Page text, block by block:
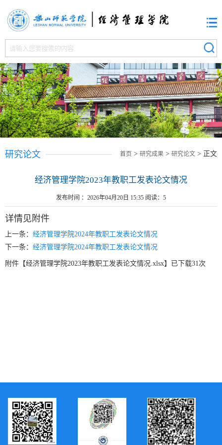
首页 > 研究成果 > 研究论文 > 正文
研究论文
经济管理学院2023年教职工发表论文情况
发布时间 ：2026年04月20日 15:35 阅读： 5
详情见附件
上一条： 经济管理学院2024年教职工发表论文情况
下一条： 经济管理学院2024年教职工发表论文情况
附件【经济管理学院2023年教职工发表论文情况.xlsx】已下载31次